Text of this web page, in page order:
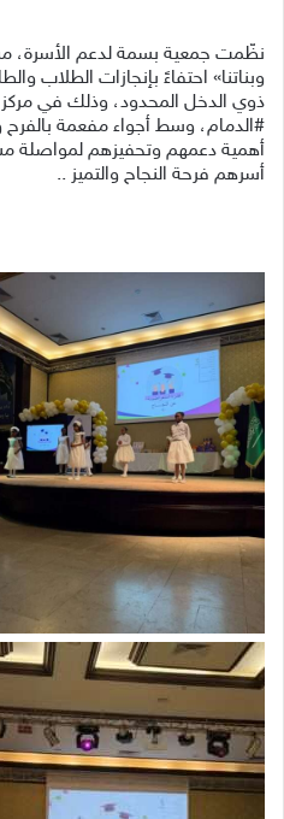
نظّمت جمعية بسمة لدعم الأسرة،
وبناتنا» احتفاءً بإنجازات الطلاب
ذوي الدخل المحدود، وذلك في مركز
#الدمام، وسط أجواء مفعمة بالفرح
أهمية دعمهم وتحفيزهم لمواصلة
أسرهم فرحة النجاح والتميز ..